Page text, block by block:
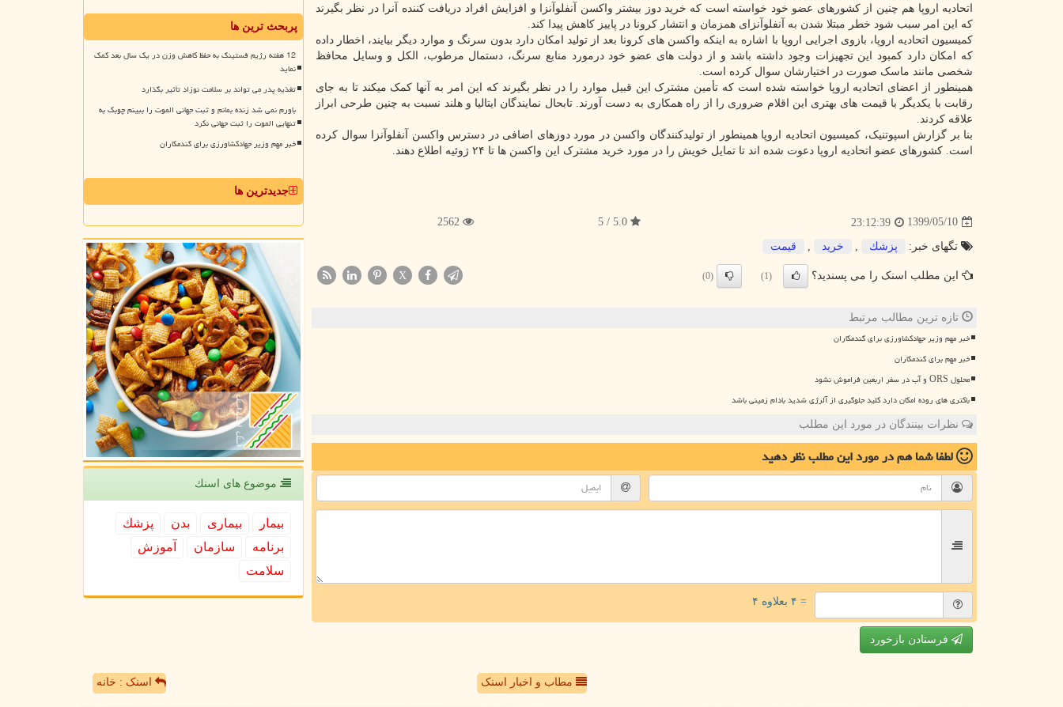
اتحادیه اروپا هم چنین از کشورهای عضو خود خواسته است که خرید دوز بیشتر واکسن آنفلوآنزا و افزایش افراد دریافت کننده آنرا در نظر بگیرند
که این امر سبب شود خطر مبتلا شدن به آنفلوآنزای همزمان و انتشار کرونا در پاییز کاهش پیدا کند.
کمیسیون اتحادیه اروپا، بازوی اجرایی اروپا با اشاره به اینکه واکسن های کرونا بعد از تولید امکان دارد بدون سرنگ و موارد دیگر بیایند، اخطار داده
که امکان دارد کمبود این تجهیزات وجود داشته باشد و از دولت های عضو خود درمورد منابع سرنگ، دستمال مرطوب، الکل و وسایل محافظ
شخصی مانند ماسک صورت در اختیارشان سوال کرده است.
همینطور از اعضای اتحادیه اروپا خواسته شده است که تأمین مشترک این قبیل موارد را در نظر بگیرند که این امر به آنها کمک میکند تا به جای
رقابت با یکدیگر با قیمت های بهتری این اقلام ضروری را از راه همکاری به دست آورند. تابحال نمایندگان ایتالیا و هلند نسبت به چنین طرحی ابراز
علاقه کردند.
بنا بر گزارش اسپوتنیک، کمیسیون اتحادیه اروپا همینطور از تولیدکنندگان واکسن در مورد دوزهای اضافی در دسترس واکسن آنفلوآنزا سوال کرده
است. کشورهای عضو اتحادیه اروپا دعوت شده اند تا تمایل خویش را در مورد خرید مشترک این واکسن ها تا ۲۴ ژوئیه اطلاع دهند.
1399/05/10
23:12:39
5.0 / 5
2562
تگهای خبر: پزشك خرید قیمت
این مطلب اسنک را می پسندید؟ (1)
(0)
X
تازه ترین مطالب مرتبط
خبر مهم وزیر جهادکشاورزی برای گندمکاران
خبر مهم برای گندمکاران
محلول ORS و آب در سفر اربعین فراموش نشود
باکتری های روده امکان دارد کلید جلوگیری از آلرژی شدید بادام زمینی باشد
نظرات بینندگان در مورد این مطلب
لطفا شما همدر مورد این مطلبنظر دهید
= ۴ بعلاوه ۴
فرستادن بازخورد
پربحث ترین ها
12 هفته رژیم فستینگ به حفظ کاهش وزن در یک سال بعد کمک
نماید
تغذیه پدر می تواند بر سلامت نوزاد تأثیر بگذارد
باورم نمی شد زنده بمانم و ثبت جهانی الموت را ببینم چوبک به
تنهایی الموت را ثبت جهانی نکرد
خبر مهم وزیر جهادکشاورزی برای گندمکاران
جدیدترین ها
موضوع های اسنك
بیمار بیماری بدن
پزشك
برنامه
سازمان
آموزش
سلامت
مطاب و اخبار اسنک اسنک : خانه